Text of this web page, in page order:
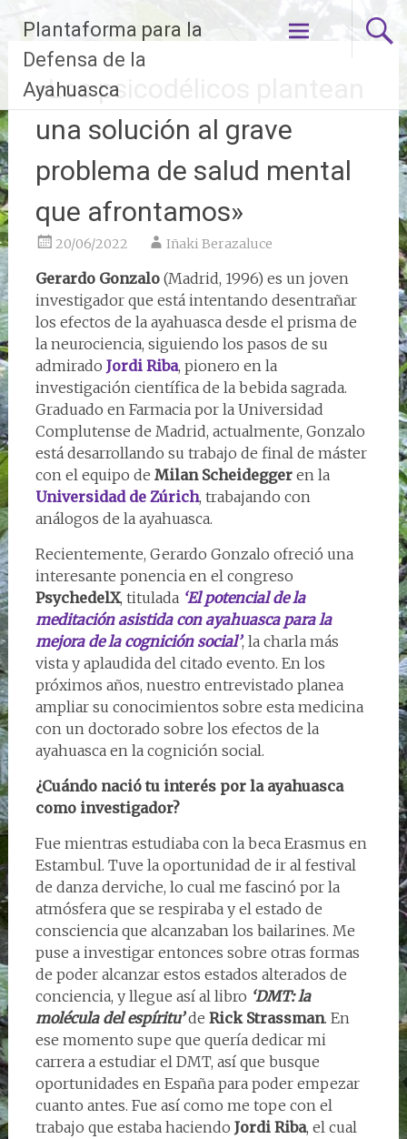
contenido
Plantaforma para la
Defensa de la
Ayahuasca
«Los psicodélicos plantean
una solución al grave
problema de salud mental
que afrontamos»
20/06/2022 Iñaki Berazaluce
Gerardo Gonzalo (Madrid, 1996) es un joven
investigador que está intentando desentrañar
los efectos de la ayahuasca desde el prisma de
la neurociencia, siguiendo los pasos de su
admirado Jordi Riba, pionero en la
investigación científica de la bebida sagrada.
Graduado en Farmacia por la Universidad
Complutense de Madrid, actualmente, Gonzalo
está desarrollando su trabajo de final de máster
con el equipo de Milan Scheidegger en la
Universidad de Zúrich, trabajando con
análogos de la ayahuasca.
Recientemente, Gerardo Gonzalo ofreció una
interesante ponencia en el congreso
PsychedelX, titulada‘El potencial de la
meditación asistida con ayahuasca para la
mejora de la cognición social’, la charla más
vista y aplaudida del citado evento. En los
próximos años, nuestro entrevistado planea
ampliar su conocimientos sobre esta medicina
con un doctorado sobre los efectos de la
ayahuasca en la cognición social.
¿Cuándo nació tu interés por la ayahuasca
como investigador?
Fue mientras estudiaba con la beca Erasmus en
Estambul. Tuve la oportunidad de ir al festival
de danza derviche, lo cual me fascinó por la
atmósfera que se respiraba y el estado de
consciencia que alcanzaban los bailarines. Me
puse a investigar entonces sobre otras formas
de poder alcanzar estos estados alterados de
conciencia, y llegue así al libro ‘DMT: la
molécula del espíritu’de Rick Strassman. En
ese momento supe que quería dedicar mi
carrera a estudiar el DMT, así que busque
oportunidades en España para poder empezar
cuanto antes. Fue así como me tope con el
trabajo que estaba haciendo Jordi Riba, el cual